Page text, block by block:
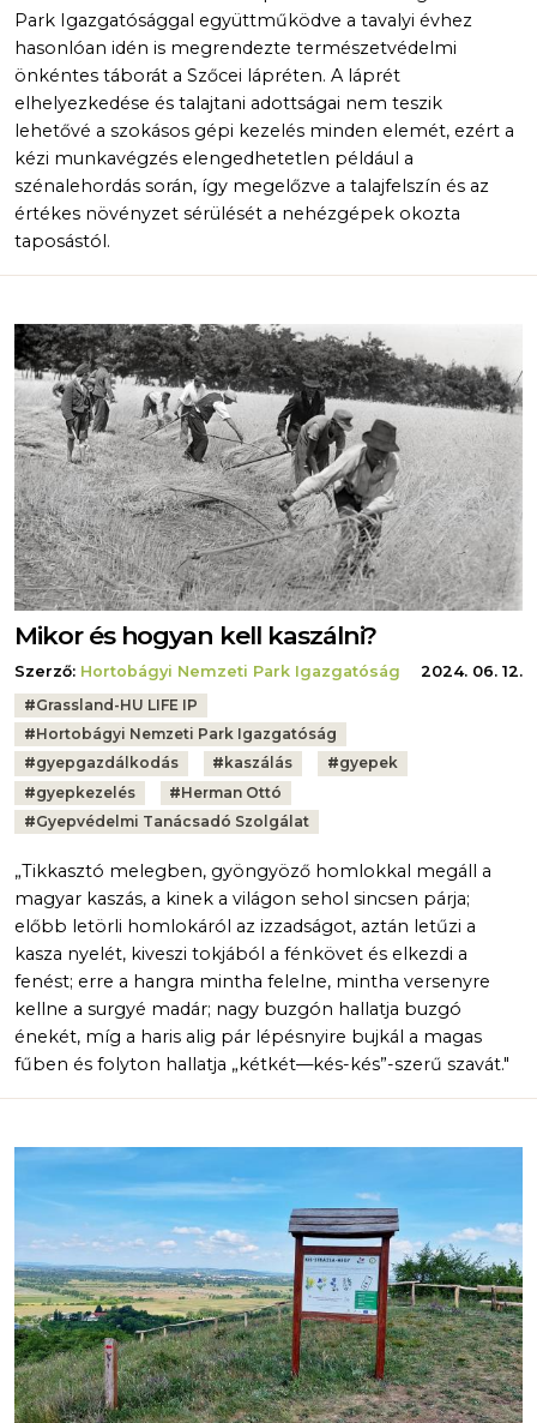
Park Igazgatósággal együttműködve a tavalyi évhez
hasonlóan idén is megrendezte természetvédelmi
önkéntes táborát a Szőcei lápréten. A láprét
elhelyezkedése és talajtani adottságai nem teszik
lehetővé a szokásos gépi kezelés minden elemét, ezért a
kézi munkavégzés elengedhetetlen például a
szénalehordás során, így megelőzve a talajfelszín és az
értékes növényzet sérülését a nehézgépek okozta
taposástól.
Mikor és hogyan kell kaszálni?
Szerző: Hortobágyi Nemzeti Park Igazgatóság
2024. 06. 12.
Tags:
#Grassland-HU LIFE IP
#Hortobágyi Nemzeti Park Igazgatóság
#gyepgazdálkodás # kaszálás #gyepek
#gyepkezelés #Herman Ottó
#Gyepvédelmi Tanácsadó Szolgálat
„Tikkasztó melegben, gyöngyöző homlokkal megáll a
magyar kaszás, a kinek a világon sehol sincsen párja;
előbb letörli homlokáról az izzadságot, aztán letűzi a
kasza nyelét, kiveszi tokjából a fénkövet és elkezdi a
fenést; erre a hangra mintha felelne, mintha versenyre
kellne a surgyé madár; nagy buzgón hallatja buzgó
énekét, míg a haris alig pár lépésnyire bujkál a magas
fűben és folyton hallatja „kétkét—kés-kés”-szerű szavát."